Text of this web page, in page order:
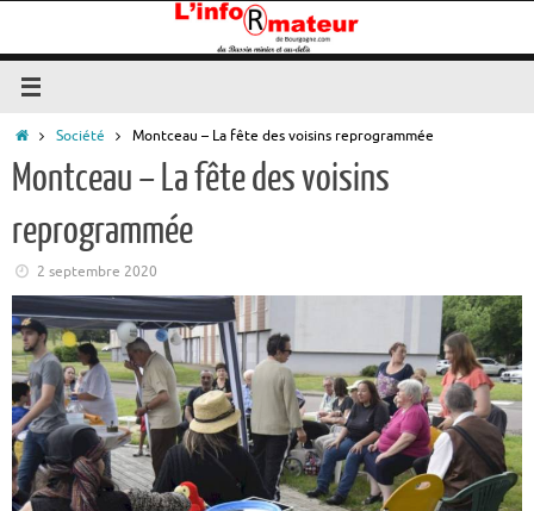
contenu
Accueil
Société Montceau – La fête des voisins reprogrammée
Montceau – La fête des voisins
reprogrammée
2 septembre 2020